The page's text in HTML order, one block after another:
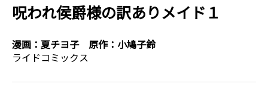
呪われ侯爵様の訳ありメイド１
漫画： 夏チヨ子 原作： 小鳩子鈴
ライドコミックス